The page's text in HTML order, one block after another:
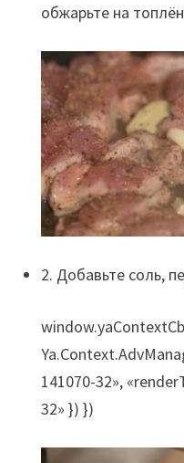
обжарьте на
2. Добавьте соль,
141070-32»,
32» }) })